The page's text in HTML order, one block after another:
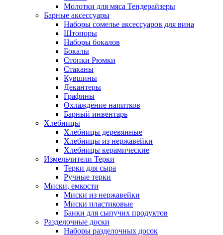
Молотки для мяса Тендерайзеры
Барные аксессуары
Наборы сомелье аксессуаров для вина
Штопоры
Наборы бокалов
Бокалы
Стопки Рюмки
Стаканы
Кувшины
Декантеры
Графины
Охлаждение напитков
Барный инвентарь
Хлебницы
Хлебницы деревянные
Хлебницы из нержавейки
Хлебницы керамические
Измельчители Терки
Терки для сыра
Ручные терки
Миски, емкости
Миски из нержавейки
Миски пластиковые
Банки для сыпучих продуктов
Разделочные доски
Наборы разделочных досок